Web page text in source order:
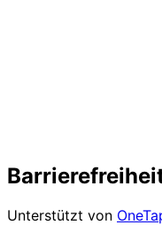
Unterstützt von